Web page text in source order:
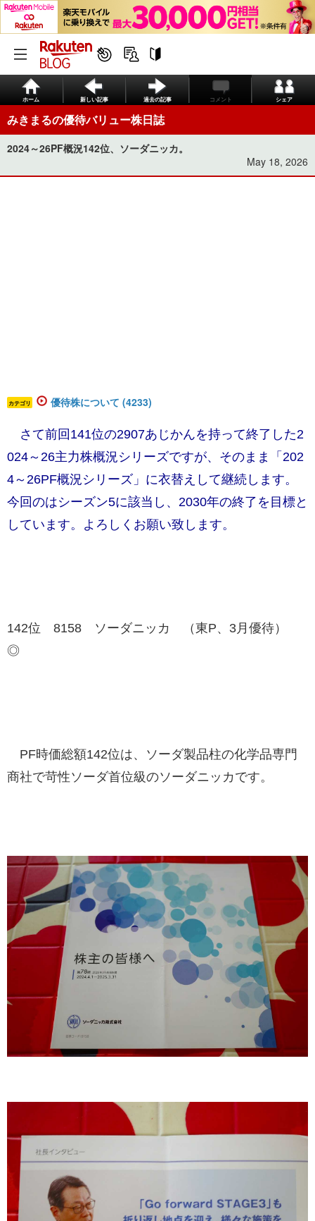
ホーム 新しい記事 過去の記事 コメント シェア
みきまるの優待バリュー株日誌
2024～26PF概況142位、ソーダニッカ。
May 18, 2026
カテゴリ 優待株について (4233)
さて前回141位の2907あじかんを持って終了した2
024～26主力株概況シリーズですが、そのまま「​ 202
4～26PF概況シリーズ」に衣替えして継続します。
今回のはシーズン5に該当し、2030年の終了を目標と
しています。よろしくお願い致します。
142位 8158 ソーダニッカ （東P、3月優待）
◎
PF時価総額142位は、ソーダ製品柱の化学品専門
商社で苛性ソーダ首位級のソーダニッカです。